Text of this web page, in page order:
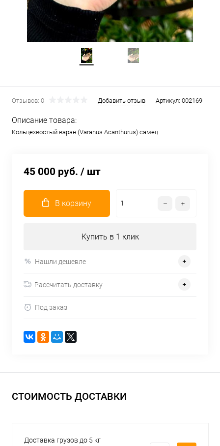
Отзывов: 0 Добавить отзыв Артикул: 002169
Описание товара:
Кольцехвостый варан (Varanus Acanthurus) самец
45 000 руб. / шт
В корзину
Купить в 1 клик
Нашли дешевле
Рассчитать доставку
Под заказ
СТОИМОСТЬ ДОСТАВКИ
Доставка грузов до 5 кг